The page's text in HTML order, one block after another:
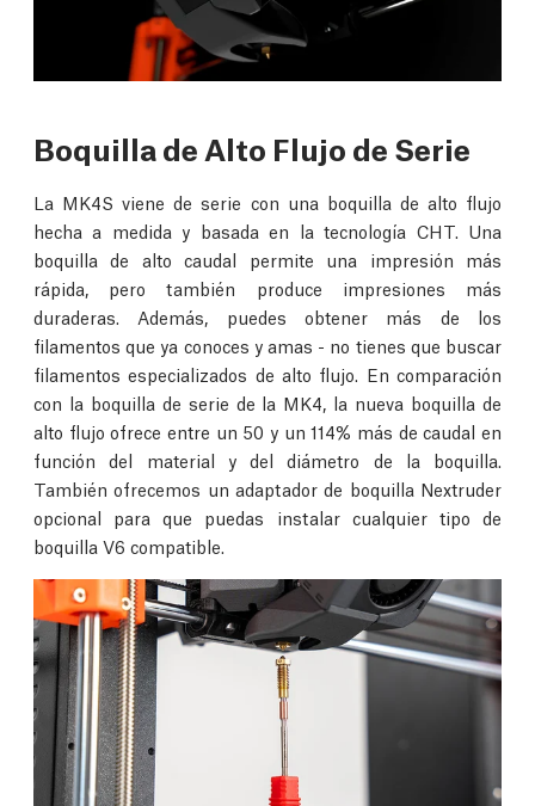
Boquilla de Alto Flujo de Serie
La MK4S viene de serie con una boquilla de alto flujo
hecha a medida y basada en la tecnología CHT. Una
boquilla de alto caudal permite una impresión más
rápida, pero también produce impresiones más
duraderas. Además, puedes obtener más de los
filamentos que ya conoces y amas - no tienes que buscar
filamentos especializados de alto flujo. En comparación
con la boquilla de serie de la MK4, la nueva boquilla de
alto flujo ofrece entre un 50 y un 114% más de caudal en
función del material y del diámetro de la boquilla.
También ofrecemos un adaptador de boquilla Nextruder
opcional para que puedas instalar cualquier tipo de
boquilla V6 compatible.